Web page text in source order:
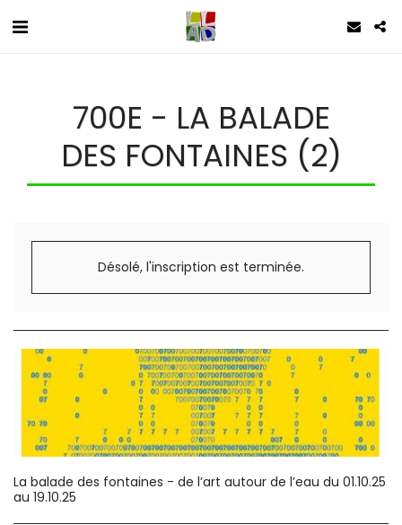
700E - LA BALADE
DES FONTAINES (2)
Désolé, l'inscription est terminée.
La balade des fontaines - de l’art autour de l’eau du 01.10.25
au 19.10.25